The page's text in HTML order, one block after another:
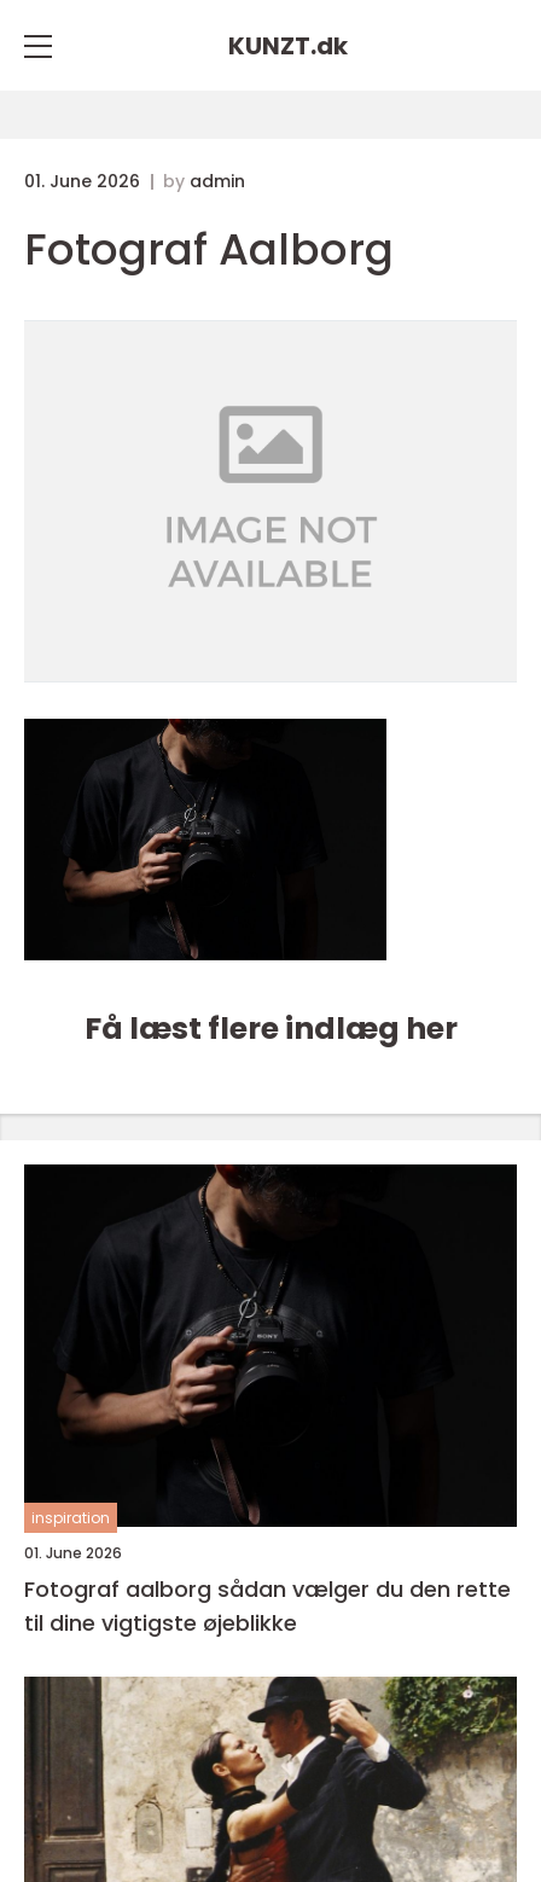
KUNZT.dk
01. June 2026 by admin
Fotograf Aalborg
Få læst flere indlæg her
inspiration
01. June 2026
Fotograf aalborg sådan vælger du den rette
til dine vigtigste øjeblikke